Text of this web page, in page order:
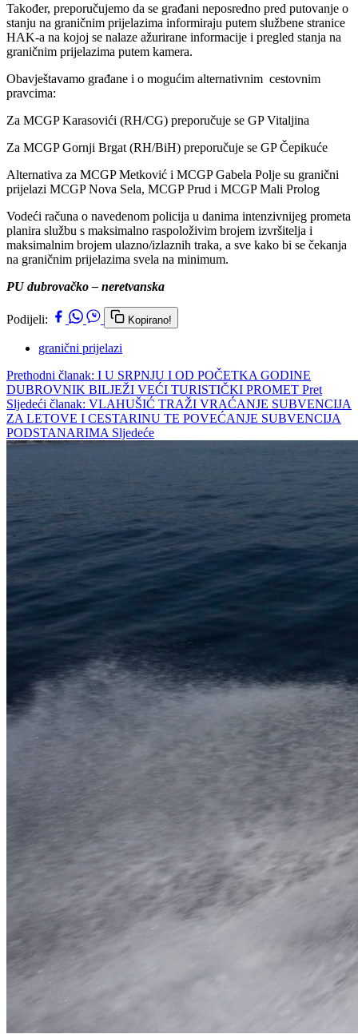
Također, preporučujemo da se građani neposredno pred putovanje o
stanju na graničnim prijelazima informiraju putem službene stranice
HAK-a na kojoj se nalaze ažurirane informacije i pregled stanja na
graničnim prijelazima putem kamera.
Obavještavamo građane i o mogućim alternativnim cestovnim
pravcima:
Za MCGP Karasovići (RH/CG) preporučuje se GP Vitaljina
Za MCGP Gornji Brgat (RH/BiH) preporučuje se GP Čepikuće
Alternativa za MCGP Metković i MCGP Gabela Polje su granični
prijelazi MCGP Nova Sela, MCGP Prud i MCGP Mali Prolog
Vodeći računa o navedenom policija u danima intenzivnijeg prometa
planira službu s maksimalno raspoloživim brojem izvršitelja i
maksimalnim brojem ulazno/izlaznih traka, a sve kako bi se čekanja
na graničnim prijelazima svela na minimum.
PU dubrovačko – neretvanska
Podijeli: Kopirano!
granični prijelazi
Prethodni članak: I U SRPNJU I OD POČETKA GODINE
DUBROVNIK BILJEŽI VEĆI TURISTIČKI PROMET Pret
Sljedeći članak: VLAHUŠIĆ TRAŽI VRAĆANJE SUBVENCIJA
ZA LETOVE I CESTARINU TE POVEĆANJE SUBVENCIJA
PODSTANARIMA Sljedeće